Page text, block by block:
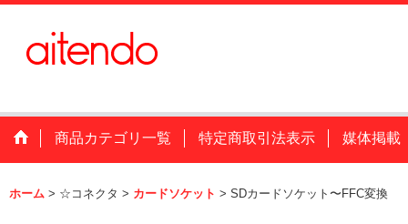
商品カテゴリ一覧 特定商取引法表示 媒体掲載
ホーム > ☆コネクタ > カードソケット > SDカードソケット〜FFC変換